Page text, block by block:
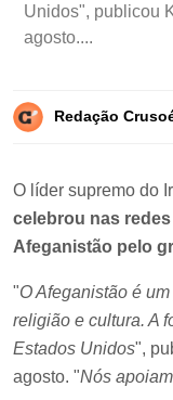
Unidos", publicou
agosto....
Redação
O líder supremo do
celebrou nas
Afeganistão pelo
"O Afeganistão é
religião e cultura. A
Estados Unidos",
agosto. "Nós